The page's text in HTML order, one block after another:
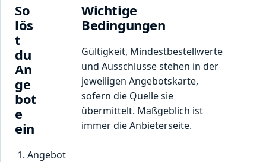
So
lös
t
du
An
ge
bot
e
ein
Angebot
Wichtige
Bedingungen
Gültigkeit, Mindestbestellwerte
und Ausschlüsse stehen in der
jeweiligen Angebotskarte,
sofern die Quelle sie
übermittelt. Maßgeblich ist
immer die Anbieterseite.